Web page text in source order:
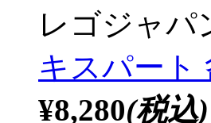
レゴジャパ
キスパート
¥8,280(税込)